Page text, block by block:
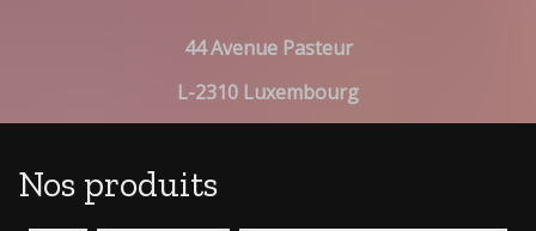
44 Avenue Pasteur
L-2310 Luxembourg
Nos produits